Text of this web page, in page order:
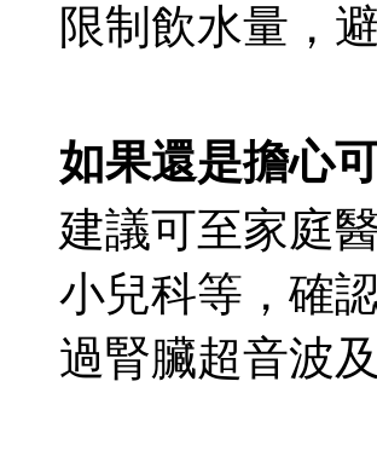
限制飲水量，
如果還是擔心
建議可至家庭
小兒科等，確
過腎臟超音波